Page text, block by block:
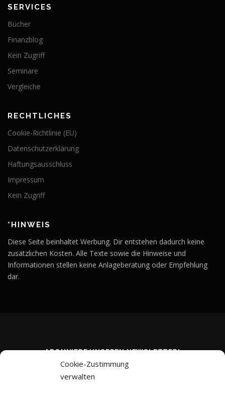
Cookie-Zustimmung
verwalten
SERVICES
Bücher
Finanzblog
Kein Zugriff
Seminare
Vergleiche
RECHTLICHES
Cookie-Richtlinie (EU)
Datenschutzerklärung
Haftungsausschluss
Impressum
Kein Zugriff
*HINWEIS
Diese Seite beinhaltet Werbung. Dir entstehen dadurch keine
zusätzlichen Kosten. Alle Texte sowie die Hinweise und
Informationen stellen keine Anlageberatung oder Empfehlung
dar.
ABONNIERE UNSEREN NEWSLETTER!